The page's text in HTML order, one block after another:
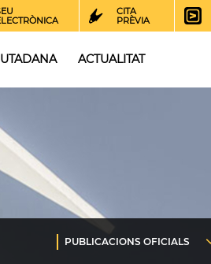
CITA
PRÈVIA
ACTUALITAT